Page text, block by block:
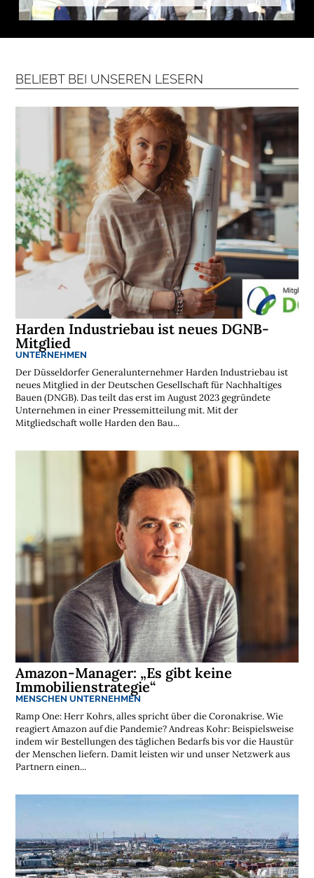
u
t
c
n
d
L
t
i
k
r
e
g
i
o
n
n
s
e
h
e
n

D
e
r
k
t
e
w
s
e
t
e
r
➔
j
e
t
a
b
o
n
n
i
e
e
n
BELIEBT BEI UNSEREN LESERN
Harden Industriebau ist neues DGNB-
Mitglied
UNTERNEHMEN
Der Düsseldorfer General­unternehmer Harden Industriebau ist
neues Mitglied in der Deutschen Gesellschaft für Nachhaltiges
Bauen (DNGB). Das teilt das erst im August 2023 gegründete
Unternehmen in einer Pressemitteilung mit. Mit der
Mitgliedschaft wolle Harden den Bau...
Amazon-Manager: „Es gibt keine
Immobilienstrategie“
MENSCHEN UNTERNEHMEN
Ramp One: Herr Kohrs, alles spricht über die Coronakrise. Wie
reagiert Amazon auf die Pandemie? Andreas Kohr: Beispielsweise
indem wir Bestellungen des täglichen Bedarfs bis vor die Haustür
der Menschen liefern. Damit leisten wir und unser Netzwerk aus
Partnern einen...